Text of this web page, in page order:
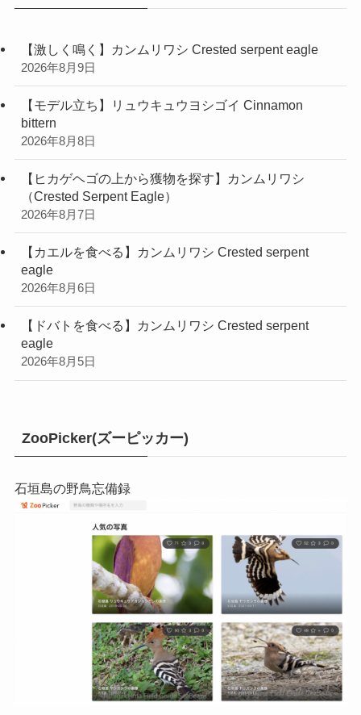
【激しく鳴く】カンムリワシ Crested serpent eagle
2026年8月9日
【モデル立ち】リュウキュウヨシゴイ Cinnamon
bittern
2026年8月8日
【ヒカゲヘゴの上から獲物を探す】カンムリワシ
（Crested Serpent Eagle）
2026年8月7日
【カエルを食べる】カンムリワシ Crested serpent
eagle
2026年8月6日
【ドバトを食べる】カンムリワシ Crested serpent
eagle
2026年8月5日
ZooPicker(ズーピッカー)
石垣島の野鳥忘備録